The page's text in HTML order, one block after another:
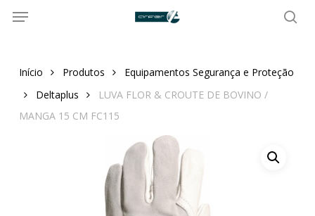
Menu
Início Produtos
Equipamentos Segurança e Proteção
Deltaplus
LUVA FLOR & CROUTE DE BOVINO /
MANGA 15 CM FC115